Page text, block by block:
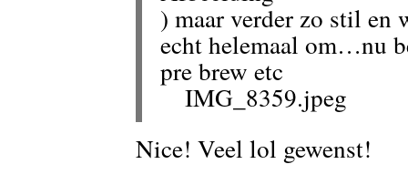
) maar verder zo stil en
echt helemaal om…nu
pre brew etc
IMG_8359.jpeg
Nice! Veel lol gewenst!